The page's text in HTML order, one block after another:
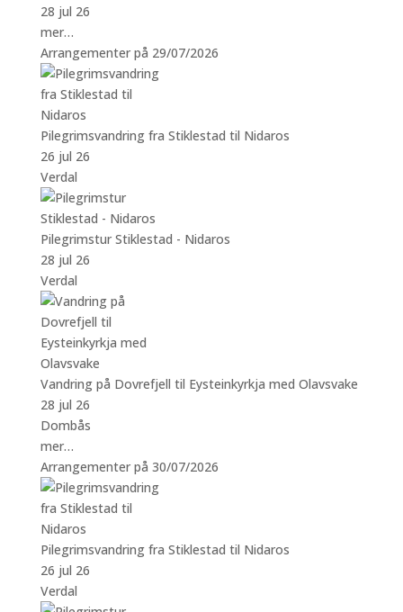
28 jul 26
mer…
Arrangementer på 29/07/2026
Pilegrimsvandring fra Stiklestad til Nidaros
26 jul 26
Verdal
Pilegrimstur Stiklestad - Nidaros
28 jul 26
Verdal
Vandring på Dovrefjell til Eysteinkyrkja med Olavsvake
28 jul 26
Dombås
mer…
Arrangementer på 30/07/2026
Pilegrimsvandring fra Stiklestad til Nidaros
26 jul 26
Verdal